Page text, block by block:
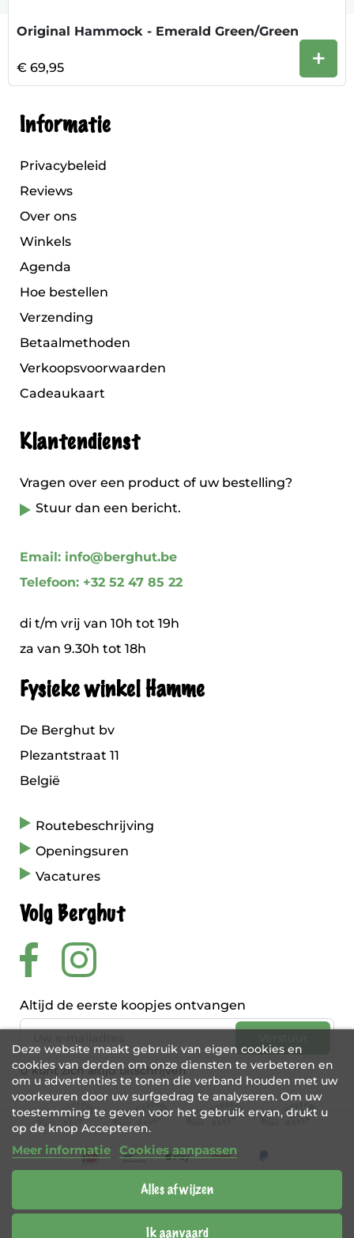
Original Hammock - Emerald Green/Green
€ 69,95 +
Informatie
Privacybeleid
Reviews
Over ons
Winkels
Agenda
Hoe bestellen
Verzending
Betaalmethoden
Verkoopsvoorwaarden
Cadeaukaart
Klantendienst
Vragen over een product of uw bestelling?
Stuur dan een bericht.
Email: info@berghut.be
Telefoon: +32 52 47 85 22
di t/m vrij van 10h tot 19h
za van 9.30h tot 18h
Fysieke winkel Hamme
De Berghut bv
Plezantstraat 11
België
Routebeschrijving
Openingsuren
Vacatures
Volg Berghut
Altijd de eerste koopjes ontvangen
U kunt zich altijd uitschrijven
Deze website maakt gebruik van eigen cookies en
cookies van derden om onze diensten te verbeteren en
om u advertenties te tonen die verband houden met uw
voorkeuren door uw surfgedrag te analyseren. Om uw
toestemming te geven voor het gebruik ervan, drukt u
op de knop Accepteren.
Meer informatie Cookies aanpassen
Alles afwijzen
Ik aanvaard
BE 0456 421 721
Webshop doorTajriba